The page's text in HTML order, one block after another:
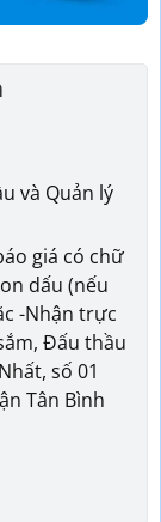
và Quản lý
giá có chữ
dấu (nếu
-Nhận trực
Đấu thầu
số 01
Tân Bình